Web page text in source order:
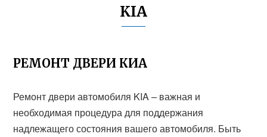
KIA
РЕМОНТ ДВЕРИ КИА
Ремонт двери автомобиля KIA – важная и
необходимая процедура для поддержания
надлежащего состояния вашего автомобиля. Быть